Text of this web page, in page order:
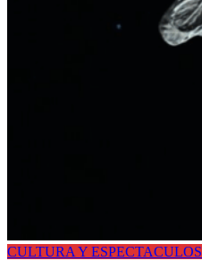
CULTURA Y ESPECTACULOS